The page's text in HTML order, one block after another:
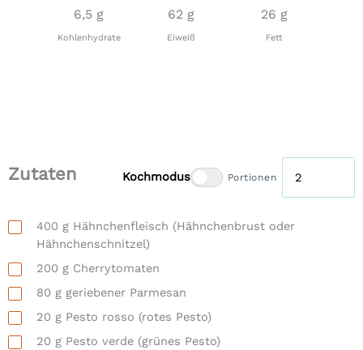
6,5 g
Kohlenhydrate
62 g
Eiweiß
26 g
Fett
Zutaten Kochmodus Portionen
400 g Hähnchenfleisch (Hähnchenbrust oder
Hähnchenschnitzel)
200 g Cherrytomaten
80 g geriebener Parmesan
20 g Pesto rosso (rotes Pesto)
20 g Pesto verde (grünes Pesto)